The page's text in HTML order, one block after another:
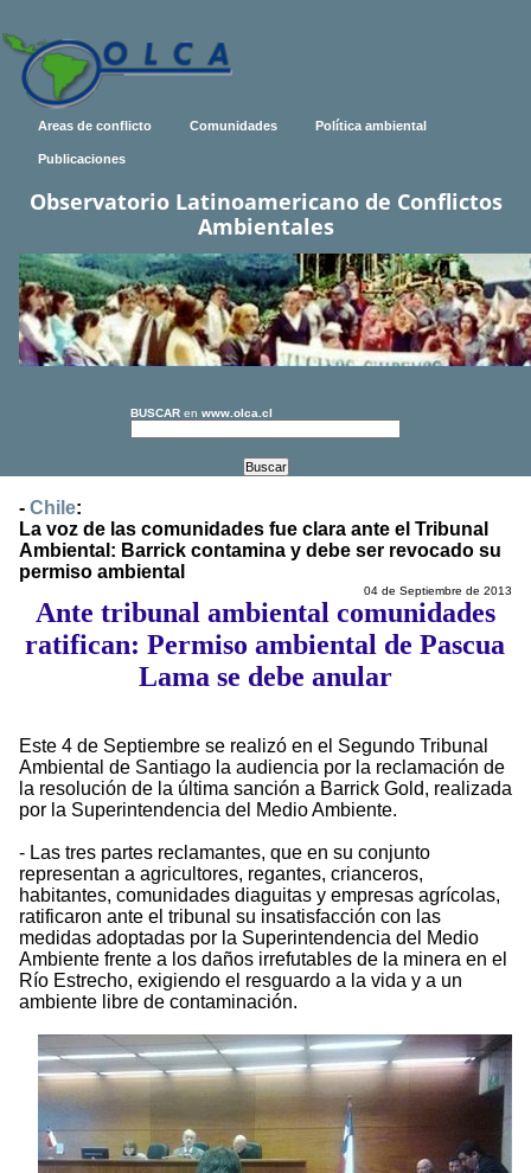
Areas de conflicto Comunidades Política ambiental
Publicaciones
Observatorio Latinoamericano de Conflictos
Ambientales
BUSCAR en www.olca.cl
- Chile:
La voz de las comunidades fue clara ante el Tribunal
Ambiental: Barrick contamina y debe ser revocado su
permiso ambiental
04 de Septiembre de 2013
Ante tribunal ambiental comunidades
ratifican: Permiso ambiental de Pascua
Lama se debe anular
Este 4 de Septiembre se realizó en el Segundo Tribunal
Ambiental de Santiago la audiencia por la reclamación de
la resolución de la última sanción a Barrick Gold, realizada
por la Superintendencia del Medio Ambiente.
- Las tres partes reclamantes, que en su conjunto
representan a agricultores, regantes, crianceros,
habitantes, comunidades diaguitas y empresas agrícolas,
ratificaron ante el tribunal su insatisfacción con las
medidas adoptadas por la Superintendencia del Medio
Ambiente frente a los daños irrefutables de la minera en el
Río Estrecho, exigiendo el resguardo a la vida y a un
ambiente libre de contaminación.